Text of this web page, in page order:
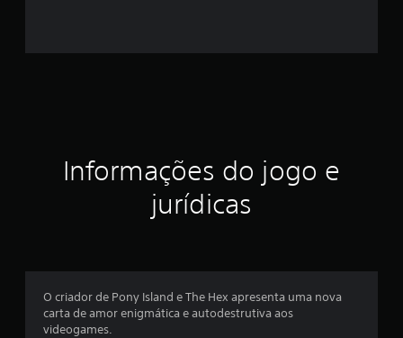
e
s
e
Informações do jogo e
jurídicas
O criador de Pony Island e The Hex apresenta uma nova
carta de amor enigmática e autodestrutiva aos
videogames.